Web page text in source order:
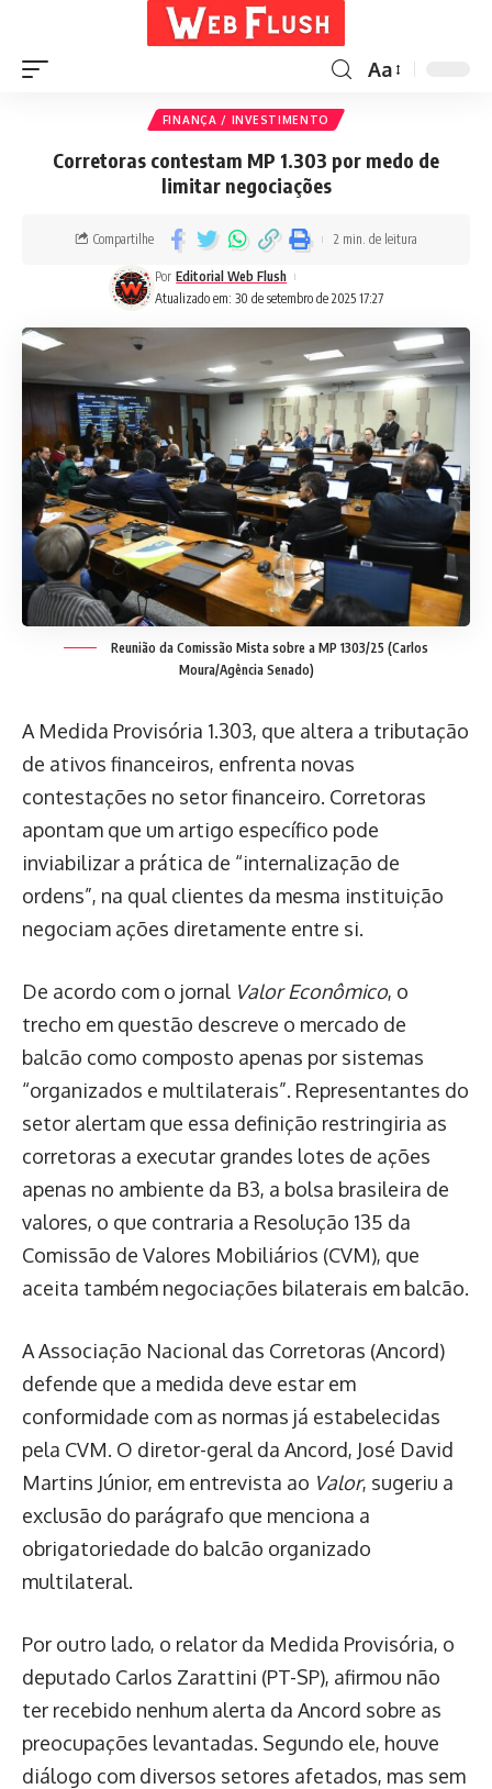
Aa
FINANÇA / INVESTIMENTO
Corretoras contestam MP 1.303 por medo de
limitar negociações
Atualizado em: 30 de setembro de 2025 17:27
Por Editorial Web Flush
Compartilhe 2 min. de leitura
Reunião da Comissão Mista sobre a MP 1303/25 (Carlos
Moura/Agência Senado)
A Medida Provisória 1.303, que altera a tributação
de ativos financeiros, enfrenta novas
contestações no setor financeiro. Corretoras
apontam que um artigo específico pode
inviabilizar a prática de “internalização de
ordens”, na qual clientes da mesma instituição
negociam ações diretamente entre si.
De acordo com o jornal Valor Econômico, o
trecho em questão descreve o mercado de
balcão como composto apenas por sistemas
“organizados e multilaterais”. Representantes do
setor alertam que essa definição restringiria as
corretoras a executar grandes lotes de ações
apenas no ambiente da B3, a bolsa brasileira de
valores, o que contraria a Resolução 135 da
Comissão de Valores Mobiliários (CVM), que
aceita também negociações bilaterais em balcão.
A Associação Nacional das Corretoras (Ancord)
defende que a medida deve estar em
conformidade com as normas já estabelecidas
pela CVM. O diretor-geral da Ancord, José David
Martins Júnior, em entrevista ao Valor, sugeriu a
exclusão do parágrafo que menciona a
obrigatoriedade do balcão organizado
multilateral.
Por outro lado, o relator da Medida Provisória, o
deputado Carlos Zarattini (PT-SP), afirmou não
ter recebido nenhum alerta da Ancord sobre as
preocupações levantadas. Segundo ele, houve
diálogo com diversos setores afetados, mas sem